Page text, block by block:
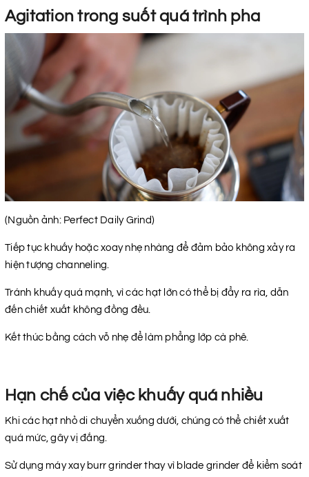
Agitation trong suốt quá trình pha
(Nguồn ảnh: Perfect Daily Grind)
Tiếp tục khuấy hoặc xoay nhẹ nhàng để đảm bảo không xảy ra
hiện tượng channeling.
Tránh khuấy quá mạnh, vì các hạt lớn có thể bị đẩy ra rìa, dẫn
đến chiết xuất không đồng đều.
Kết thúc bằng cách vỗ nhẹ để làm phẳng lớp cà phê.
Hạn chế của việc khuấy quá nhiều
Khi các hạt nhỏ di chuyển xuống dưới, chúng có thể chiết xuất
quá mức, gây vị đắng.
Sử dụng máy xay burr grinder thay vì blade grinder để kiểm soát